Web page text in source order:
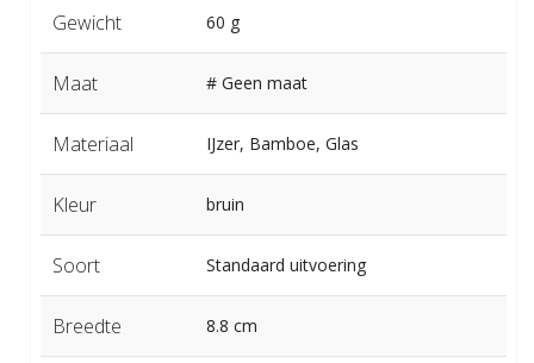
Gewicht 60 g
Maat # Geen maat
Materiaal IJzer, Bamboe, Glas
Kleur bruin
Soort Standaard uitvoering
Breedte 8.8 cm